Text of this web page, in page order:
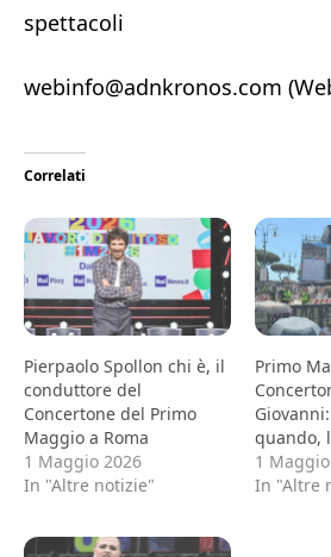
spettacoli
webinfo@adnkronos.com
Correlati
Pierpaolo Spollon chi è, il
conduttore del
Concertone del Primo
Maggio a Roma
1 Maggio 2026
In "Altre notizie"
Primo
quando,
1
In "Altre